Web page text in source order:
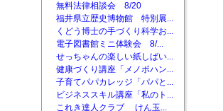
無料法律相談会 8/20
福井県立歴史博物館 特別展...
くどう博士の手づくり科学お...
電子図書館ミニ体験会 8/...
せっちゃんの楽しい紙しばい...
健康づくり講座「メノポハン...
子育てパパカレッジ「パパと...
ビジネススキル講座「私のト...
これき達人クラブ けん玉...